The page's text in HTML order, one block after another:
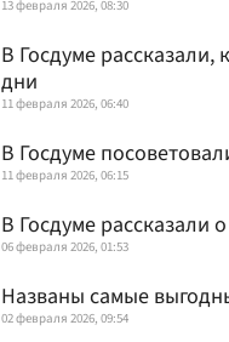
13 февраля 2026, 08:30
В Госдуме
дни
11 февраля 2026, 06:40
В Госдуме
11 февраля 2026, 06:15
В Госдуме рассказали
06 февраля 2026, 01:53
Названы самые
02 февраля 2026, 09:54